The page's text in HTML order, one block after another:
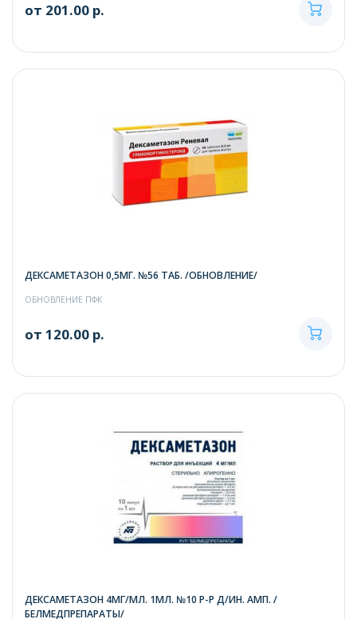
от 201.00 р.
ДЕКСАМЕТАЗОН 0,5МГ. №56 ТАБ. /ОБНОВЛЕНИЕ/
ОБНОВЛЕНИЕ ПФК
от 120.00 р.
ДЕКСАМЕТАЗОН 4МГ/МЛ. 1МЛ. №10 Р-Р Д/ИН. АМП. /
БЕЛМЕДПРЕПАРАТЫ/